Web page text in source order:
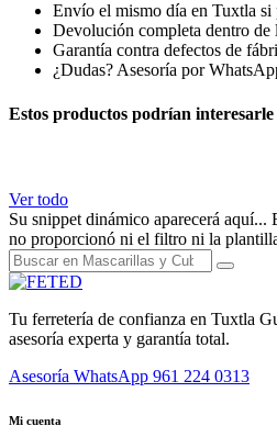
Envío el mismo día en Tuxtla si
Devolución completa dentro de
Garantía contra defectos de
¿Dudas? Asesoría por
Estos productos podrían interesarle
Ver todo
Su snippet dinámico aparecerá aquí...
no proporcionó ni el filtro ni la
Tu ferretería de confianza en Tuxtla
asesoría experta y garantía total.
Asesoría WhatsApp 961 224 0313
Mi cuenta